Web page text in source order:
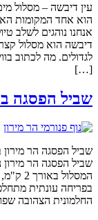
עין דיבשה – מסלול
הוא אחד המקומות
אנחנו נוהגים לשלב
דיבשה הוא מסלול
לגדולים. מה לכתוב
[…]
שביל הפסגה
שביל הפסגה הר מירון
שביל הפסגה הר מירון
בפריחה עונתית
החלמונית הצהובה